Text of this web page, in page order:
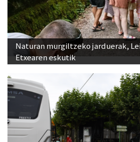
Naturan murgiltzeko jarduerak,
Etxearen eskutik